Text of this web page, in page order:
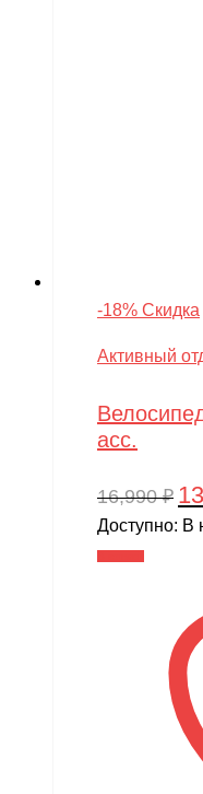
-18% Скидка
Активный
асс.
16,990₽
Доступно: В